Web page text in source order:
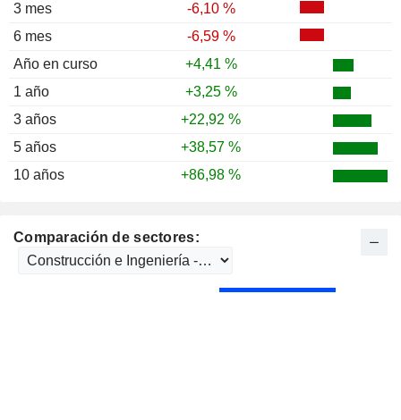
3 mes
-6,10 %
6 mes
-6,59 %
Año en curso
+4,41 %
1 año
+3,25 %
3 años
+22,92 %
5 años
+38,57 %
10 años
+86,98 %
Comparación de sectores: